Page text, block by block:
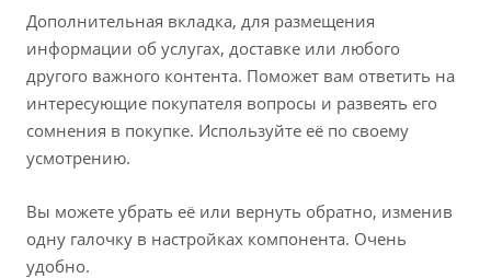
Дополнительная вкладка, для размещения
информации об услугах, доставке или любого
другого важного контента. Поможет вам ответить на
интересующие покупателя вопросы и развеять его
сомнения в покупке. Используйте её по своему
усмотрению.
Вы можете убрать её или вернуть обратно, изменив
одну галочку в настройках компонента. Очень
удобно.